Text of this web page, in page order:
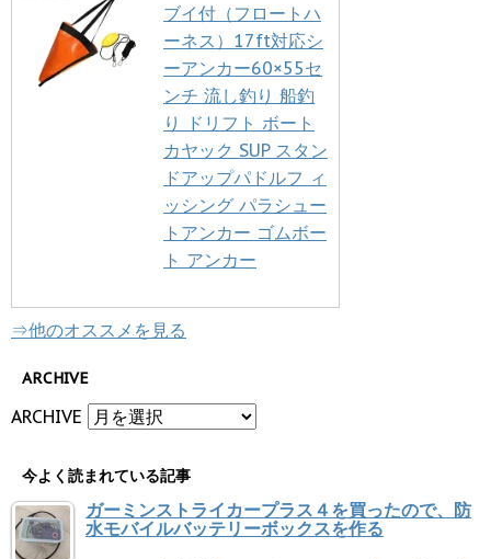
ブイ付（フロートハ
ーネス）17ft対応シ
ーアンカー60×55セ
ンチ 流し釣り 船釣
り ドリフト ボート
カヤック SUP スタン
ドアップパドルフ ィ
ッシング パラシュー
トアンカー ゴムボー
ト アンカー
⇒他のオススメを見る
ARCHIVE
ARCHIVE
今よく読まれている記事
ガーミンストライカープラス４を買ったので、防
水モバイルバッテリーボックスを作る